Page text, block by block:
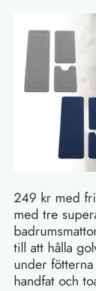
249 kr med
med tre
till att hålla
under
handfat och